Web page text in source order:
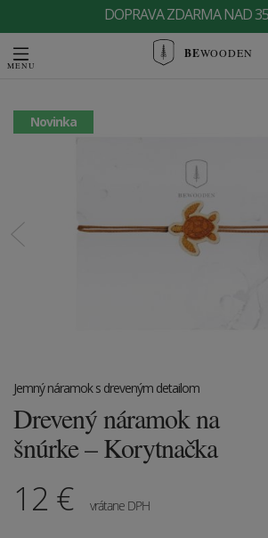
DOPRAVA ZDARMA NAD
BEWOODEN
Novinka
Jemný náramok s dreveným detailom
Drevený náramok na
šnúrke – Korytnačka
12 € vrátane DPH